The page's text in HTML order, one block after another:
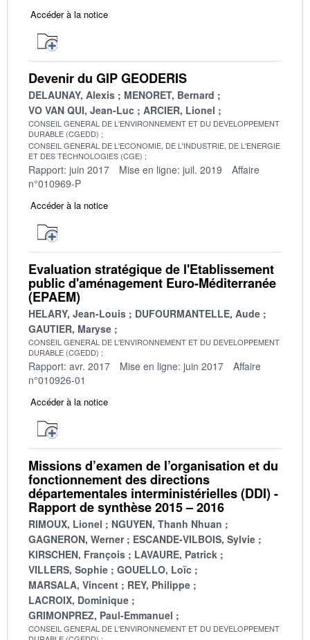
Accéder à la notice
Devenir du GIP GEODERIS
DELAUNAY, Alexis
MENORET, Bernard
VO VAN QUI, Jean-Luc
ARCIER, Lionel
CONSEIL GENERAL DE L'ENVIRONNEMENT ET DU DEVELOPPEMENT
DURABLE (CGEDD)
CONSEIL GENERAL DE L'ECONOMIE, DE L'INDUSTRIE, DE L'ENERGIE
ET DES TECHNOLOGIES (CGE)
Rapport: juin 2017 Mise en ligne: juil. 2019
Affaire
n°010969-P
Accéder à la notice
Evaluation stratégique de l'Etablissement
public d'aménagement Euro-Méditerranée
(EPAEM)
HELARY, Jean-Louis
DUFOURMANTELLE, Aude
GAUTIER, Maryse
CONSEIL GENERAL DE L'ENVIRONNEMENT ET DU DEVELOPPEMENT
DURABLE (CGEDD)
Rapport: avr. 2017 Mise en ligne: juin 2017
Affaire
n°010926-01
Accéder à la notice
Missions d’examen de l’organisation et du
fonctionnement des directions
départementales interministérielles (DDI) -
Rapport de synthèse 2015 – 2016
RIMOUX, Lionel
NGUYEN, Thanh Nhuan
GAGNERON, Werner
ESCANDE-VILBOIS, Sylvie
KIRSCHEN, François
LAVAURE, Patrick
VILLERS, Sophie
GOUELLO, Loïc
MARSALA, Vincent
REY, Philippe
LACROIX, Dominique
GRIMONPREZ, Paul-Emmanuel
CONSEIL GENERAL DE L'ENVIRONNEMENT ET DU DEVELOPPEMENT